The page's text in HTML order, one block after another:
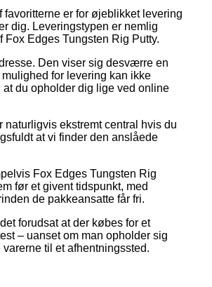
er for øjeblikket levering
dig. Leveringstypen er nemlig
Edges Tungsten Rig Putty.
Den viser sig desværre en
for levering kan ikke
du opholder dig lige ved online
ekstremt central hvis du
at vi finder den anslåede
Fox Edges Tungsten Rig
før et givent tidspunkt, med
de pakkeansatte får fri.
forudsat at der købes for et
– uanset om man opholder sig
til et afhentningssted.